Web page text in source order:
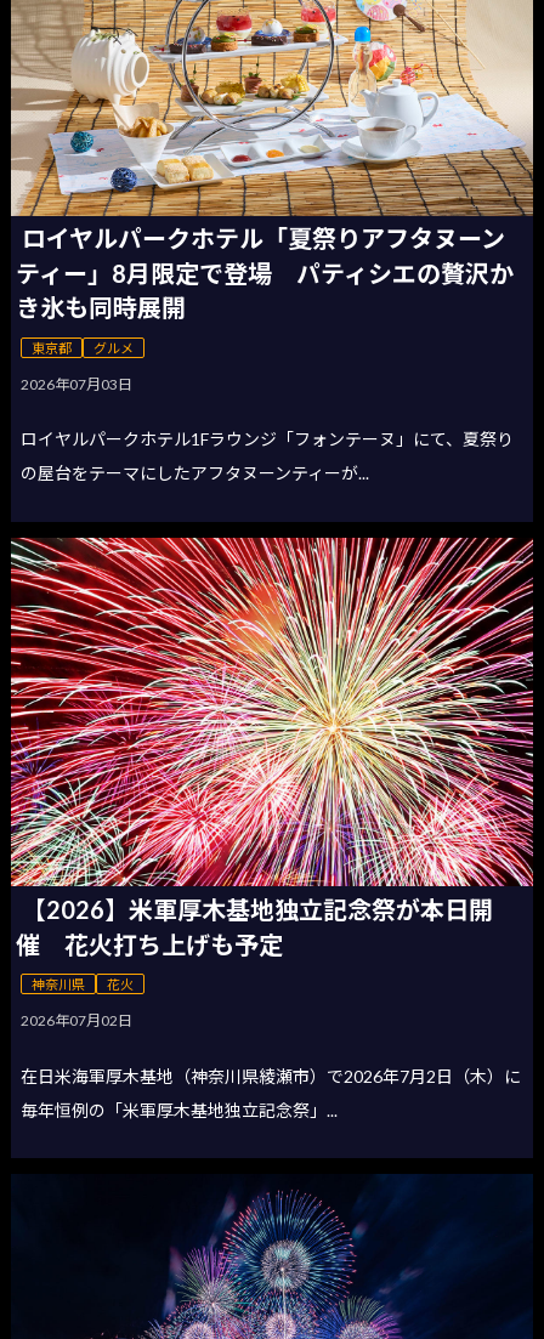
ロイヤルパークホテル「夏祭りアフタヌーン
ティー」8月限定で登場 パティシエの贅沢か
き氷も同時展開
東京都 グルメ
2026年07月03日
ロイヤルパークホテル1Fラウンジ「フォンテーヌ」にて、夏祭り
の屋台をテーマにしたアフタヌーンティーが...
【2026】米軍厚木基地独立記念祭が本日開
催 花火打ち上げも予定
神奈川県 花火
2026年07月02日
在日米海軍厚木基地（神奈川県綾瀬市）で2026年7月2日（木）に
毎年恒例の「米軍厚木基地独立記念祭」...